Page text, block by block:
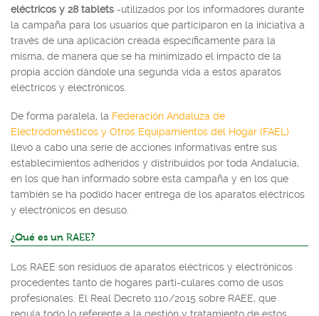
eléctricos y 28 tablets -utilizados por los informadores durante
la campaña para los usuarios que participaron en la iniciativa a
través de una aplicación creada específicamente para la
misma, de manera que se ha minimizado el impacto de la
propia acción dándole una segunda vida a estos aparatos
eléctricos y electrónicos.
De forma paralela, la Federación Andaluza de
Electrodomésticos y Otros Equipamientos del Hogar (FAEL)
llevó a cabo una serie de acciones informativas entre sus
establecimientos adheridos y distribuidos por toda Andalucía,
en los que han informado sobre esta campaña y en los que
también se ha podido hacer entrega de los aparatos eléctricos
y electrónicos en desuso.
¿Qué es un RAEE?
Los RAEE son residuos de aparatos eléctricos y electrónicos
procedentes tanto de hogares parti-culares como de usos
profesionales. El Real Decreto 110/2015 sobre RAEE, que
regula todo lo referente a la gestión y tratamiento de estos